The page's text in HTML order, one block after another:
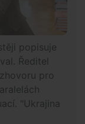
popisuje
Ředitel
pro
"Ukrajina